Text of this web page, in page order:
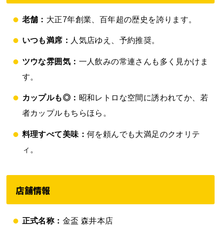
老舗： 大正7年創業、百年超の歴史を誇ります。
いつも満席： 人気店ゆえ、予約推奨。
ツウな雰囲気： 一人飲みの常連さんも多く見かけま
す。
カップルも◎： 昭和レトロな空間に誘われてか、若
者カップルもちらほら。
料理すべて美味： 何を頼んでも大満足のクオリテ
ィ。
店舗情報
正式名称： 金盃 森井本店